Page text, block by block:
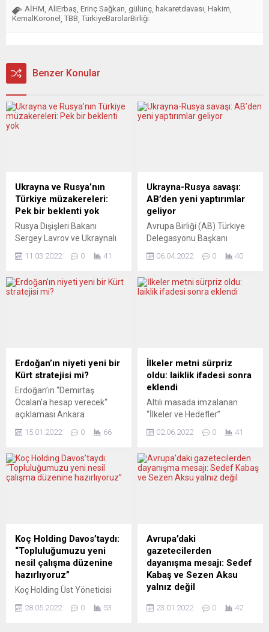
AİHM AliErbaş Erinç Sağkan gülünç hakaretdavası Hakim
KemalKoronel TBB TürkiyeBarolarBirliği
Benzer Konular
Ukrayna ve Rusya’nın
Türkiye müzakereleri:
Pek bir beklenti yok
Rusya Dışişleri Bakanı
Sergey Lavrov ve Ukraynalı
müzakerelerde bulunmak
umut çıkmadı. Bu, savaşın
başından beri her iki ülkeden
görüşmelerden beklentisi
pek yüksek değil. DE
VOLKSKRANT (Hollanda)
ANKARA’NIN İP
CAMBAZLIĞI Türkiye
savaşın her...
11.03.2022 0 41
Ukrayna-Rusya savaşı:
AB’den yeni yaptırımlar
geliyor
Avrupa Birliği (AB) Türkiye
Delegasyonu Başkanı
Landrut, Ukrayna’nın Buça
öldürülmesine ilişkin,
gösterdi. Avrupa Birliği yarın,
yani çarşamba günü yeni
yaptırımlarını açıklayacak”
Konya Ticaret Odasını
(KTO)...
06.04.2022 0 40
Erdoğan’ın niyeti yeni bir
Kürt stratejisi mi?
Erdoğan’ın “Demirtaş
Öcalan’a hesap verecek“
açıklaması Ankara
strateji peşinde mi?“
kulislerde açıklamaların ne
anlama geldiği tartışılıyor.
ardından Ankara’daki siyasi
kulislerde bu ifadelerin ne
anlama geldiği ve iktidar için
yeni bir stratejiye evrilip
evrilmeyeceği tartışılıyor....
15.01.2022 0 66
İlkeler metni sürpriz
oldu: laiklik ifadesi sonra
eklendi
Altılı masada imzalanan
“İlkeler ve Hedefler”
gündemine geldiği, laiklikle
sırasında metne eklendiği
öğrenildi. Altı muhalefet
ulaştı. Partilerin üst düzey
yetkililerinden edinilen
bilgiye göre, birebir
görüşmeler sırasında henüz
hazırlanmamış olan...
02.06.2022 0 41
Koç Holding Davos’taydı:
“Topluluğumuzu yeni
nesil çalışma düzenine
hazırlıyoruz”
Koç Holding Üst Yöneticisi
dönüşüm programımız ile
28.05.2022 0 53
Avrupa’daki
gazetecilerden
dayanışma mesajı: Sedef
Kabaş ve Sezen Aksu
yalnız değil
Sedef Kabaş ve “dili
23.01.2022 0 42